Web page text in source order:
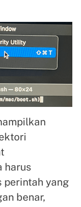
harus
perintah yang
benar,